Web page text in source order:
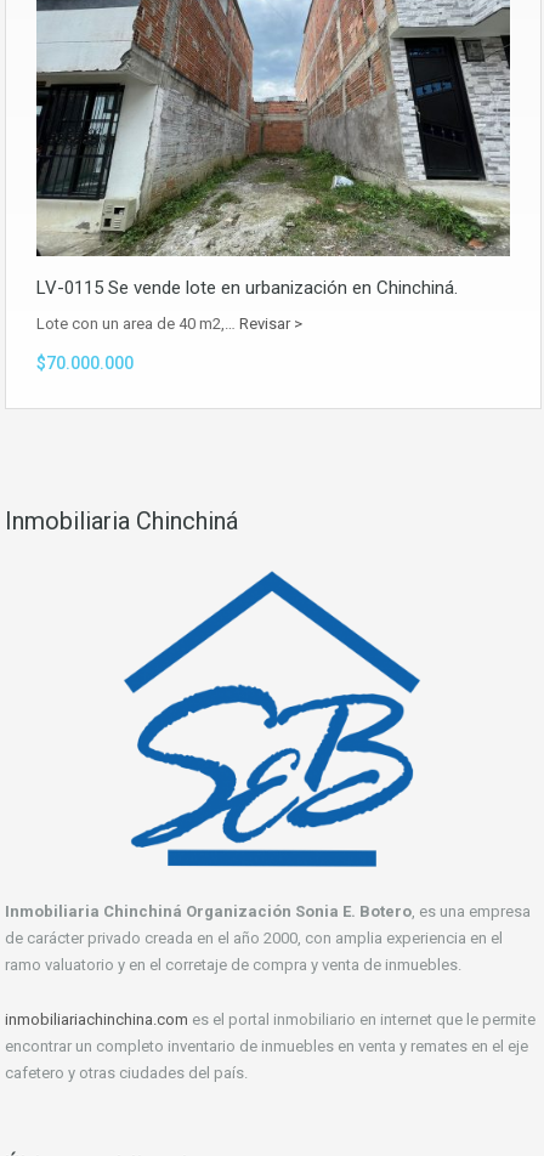
LV-0115 Se vende lote en urbanización en Chinchiná.
Lote con un area de 40 m2,… Revisar >
$70.000.000
Inmobiliaria Chinchiná
Inmobiliaria Chinchiná Organización Sonia E. Botero , es una empresa
de carácter privado creada en el año 2000, con amplia experiencia en el
ramo valuatorio y en el corretaje de compra y venta de inmuebles.
inmobiliariachinchina.com es el portal inmobiliario en internet que le permite
encontrar un completo inventario de inmuebles en venta y remates en el eje
cafetero y otras ciudades del país.